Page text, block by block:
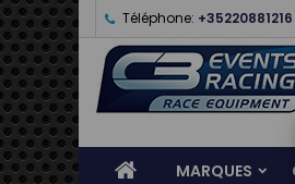
Téléphone: +35220881216
MARQUES